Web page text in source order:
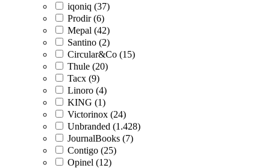
iqoniq (37)
Prodir (6)
Mepal (42)
Santino (2)
Circular&Co (15)
Thule (20)
Tacx (9)
Linoro (4)
KING (1)
Victorinox (24)
Unbranded (1.428)
JournalBooks (7)
Contigo (25)
Opinel (12)